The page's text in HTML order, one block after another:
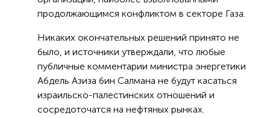
продолжающимся конфликтом в секторе Газа.
Никаких окончательных решений принято не
было, и источники утверждали, что любые
публичные комментарии министра энергетики
Абдель Азиза бин Салмана не будут касаться
израильско-палестинских отношений и
сосредоточатся на нефтяных рынках.